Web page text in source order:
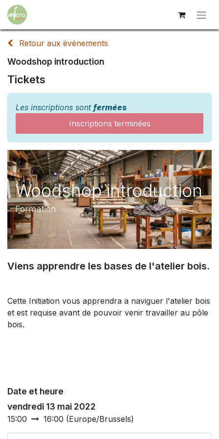
Retour aux événements
Woodshop introduction
Tickets
Les inscriptions sont fermées
Inscriptions terminées
Woodshop introduction
Formation
Viens apprendre les bases de l'atelier bois.
Cette Initiation vous apprendra a naviguer l'atelier bois
et est requise avant de pouvoir venir travailler au pôle
bois.
Date et heure
vendredi 13 mai 2022
15:00 16:00 (Europe/Brussels)